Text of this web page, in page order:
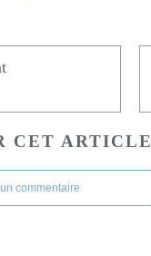
CET ARTICLE
commentaire